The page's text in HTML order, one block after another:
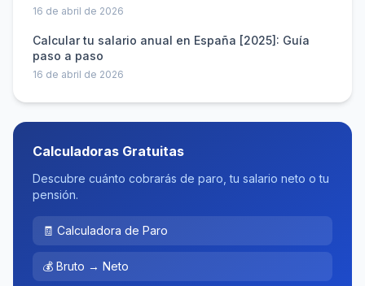
16 de abril de 2026
Calcular tu salario anual en España [2025]: Guía
paso a paso
16 de abril de 2026
Calculadoras Gratuitas
Descubre cuánto cobrarás de paro, tu salario neto o tu
pensión.
🧾 Calculadora de Paro
💰 Bruto → Neto